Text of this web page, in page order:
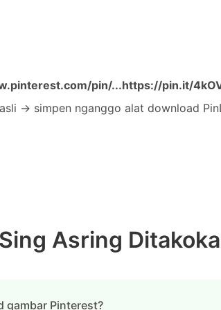
pin/...https://pin.it/
→ simpen nganggo alat download
Asring
gambar Pinterest?